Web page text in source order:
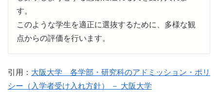
す。
このような学生を適正に選抜するために、多様な観
点からの評価を行います。
引用： 大阪大学 各学部・研究科のアドミッション・ポリ
シー（入学者受け入れ方針） － 大阪大学